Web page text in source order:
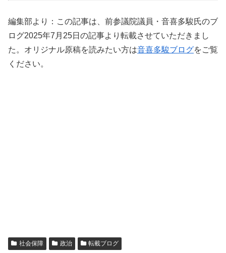
編集部より：この記事は、前参議院議員・音喜多駿氏のブ
ログ2025年7月25日の記事より転載させていただきまし
た。オリジナル原稿を読みたい方は音喜多駿ブログをご覧
ください。
社会保障 政治 転載ブログ